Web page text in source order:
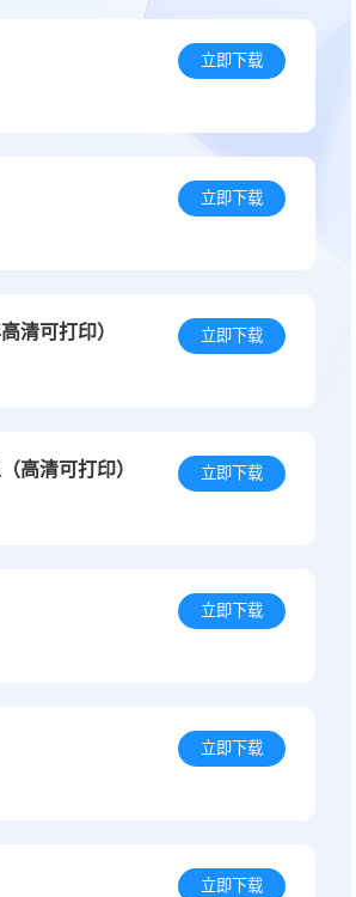
立即下载
立即下载
清可打印） 立即下载
高清可打印） 立即下载
立即下载
立即下载
立即下载